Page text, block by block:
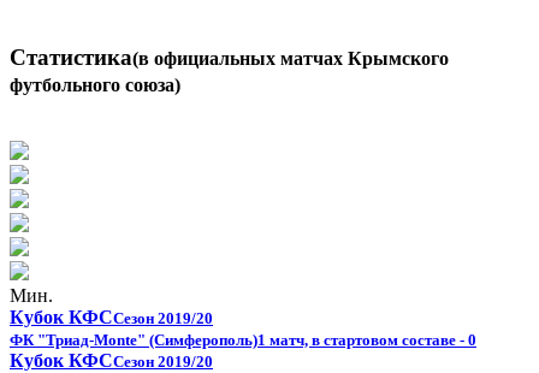
Статистика(в официальных матчах Крымского
футбольного союза)
Мин.
Кубок КФССезон 2019/20
ФК "Триад-Monte" (Симферополь)1 матч, в стартовом составе - 0
Кубок КФССезон 2019/20